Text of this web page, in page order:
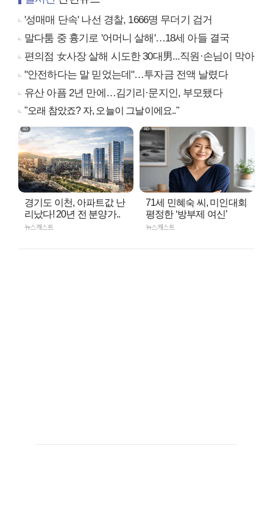
'성매매 단속' 나선 경찰, 1666명 무더기 검거
말다툼 중 흉기로 '어머니 살해'…18세 아들 결국
편의점 女사장 살해 시도한 30대男...직원·손님이 막아
"안전하다는 말 믿었는데"…투자금 전액 날렸다
유산 아픔 2년 만에…김기리·문지인, 부모됐다
"오래 참았죠? 자, 오늘이 그날이에요.."
경기도 이천, 아파트값 난
리났다! 20년 전 분양가..
뉴스캐스트
71세 민혜숙 씨, 미인대회
평정한 ‘방부제 여신’
뉴스캐스트